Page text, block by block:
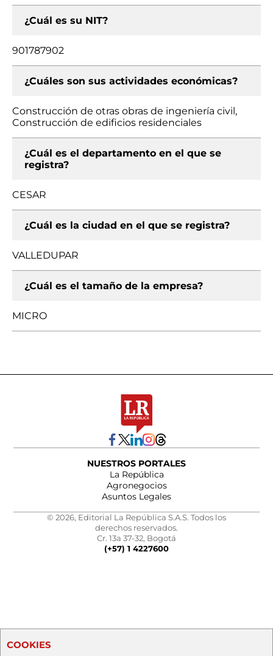
¿Cuál es su NIT?
901787902
¿Cuáles son sus actividades económicas?
Construcción de otras obras de ingeniería civil,
Construcción de edificios residenciales
¿Cuál es el departamento en el que se
registra?
CESAR
¿Cuál es la ciudad en el que se registra?
VALLEDUPAR
¿Cuál es el tamaño de la empresa?
MICRO
NUESTROS PORTALES
La República
Agronegocios
Asuntos Legales
© 2026, Editorial La República S.A.S. Todos los
derechos reservados.
Cr. 13a 37-32, Bogotá
(+57) 1 4227600
COOKIES